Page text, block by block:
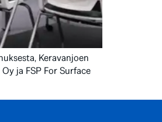
Keravanjoen
ja FSP For Surface